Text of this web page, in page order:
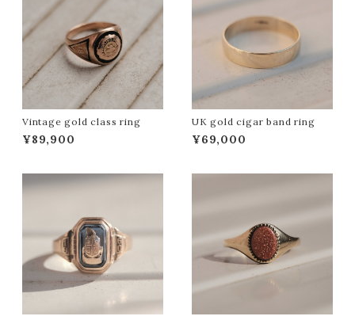
Vintage gold class ring
¥89,900
UK gold cigar band ring
¥69,000